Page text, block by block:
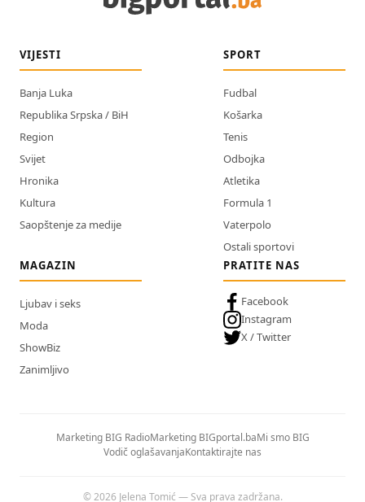
VIJESTI
Banja Luka
Republika Srpska / BiH
Region
Svijet
Hronika
Kultura
Saopštenje za medije
SPORT
Fudbal
Košarka
Tenis
Odbojka
Atletika
Formula 1
Vaterpolo
Ostali sportovi
MAGAZIN
Ljubav i seks
Moda
ShowBiz
Zanimljivo
PRATITE NAS
Facebook
Instagram
X / Twitter
Marketing BIG RadioMarketing BIGportal.baMi smo BIG
Vodič oglašavanjaKontaktirajte nas
© 2026 Jelena Tomić — Sva prava zadržana.